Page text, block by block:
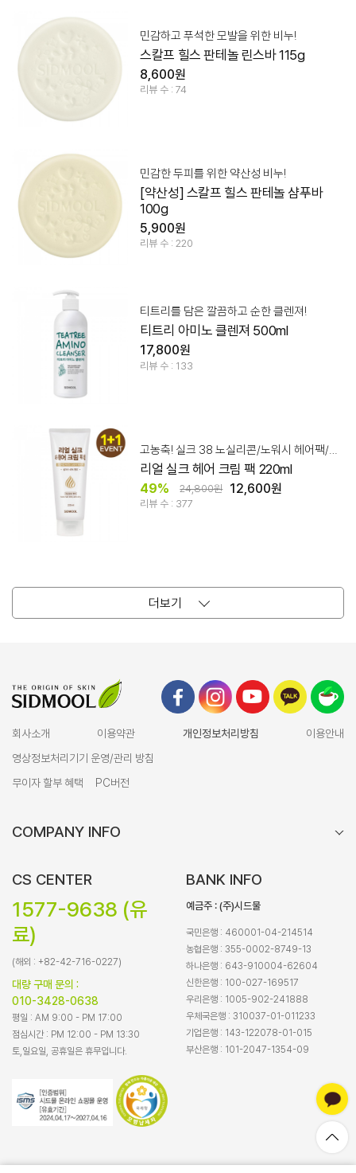
민감하고 푸석한 모발을 위한 비누!
스칼프 힐스 판테놀 린스바 115g
8,600원
리뷰 수 : 74
민감한 두피를 위한 약산성 비누!
[약산성] 스칼프 힐스 판테놀 샴푸바
100g
5,900원
리뷰 수 : 220
티트리를 담은 깔끔하고 순한 클렌져!
티트리 아미노 클렌져 500ml
17,800원
리뷰 수 : 133
리얼 실크 헤어 크림 팩 220ml
49% 24,800원 12,600원
리뷰 수 : 377
더보기
회사소개 이용약관 개인정보처리방침
이용안내
영상정보처리기기 운영/관리 방침
무이자 할부 혜택
PC버전
COMPANY INFO
CS CENTER
1577-9638 (유
료)
(해외 : +82-42-716-0227)
대량 구매 문의 :
010-3428-0638
평일 : AM 9:00 - PM 17:00
점심시간 : PM 12:00 - PM 13:30
토,일요일, 공휴일은 휴무입니다.
BANK INFO
예금주 : (주)시드물
국민은행 : 460001-04-214514
농협은행 : 355-0002-8749-13
하나은행 : 643-910004-62604
신한은행 : 100-027-169517
우리은행 : 1005-902-241888
우체국은행 : 310037-01-011233
기업은행 : 143-122078-01-015
부산은행 : 101-2047-1354-09